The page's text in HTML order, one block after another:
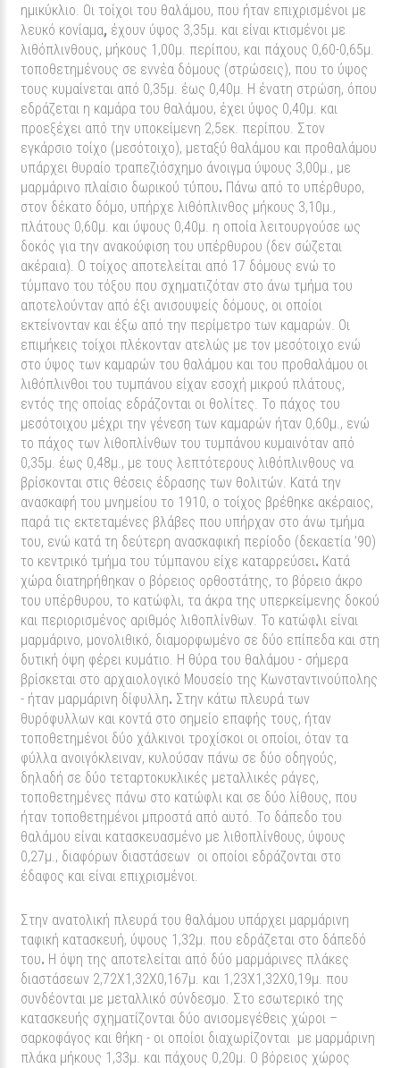
ημικύκλιο. Οι τοίχοι του θαλάμου, που ήταν επιχρισμένοι με
λευκό κονίαμα, έχουν ύψος 3,35μ. και είναι κτισμένοι με
λιθόπλινθους, μήκους 1,00μ. περίπου, και πάχους 0,60-0,65μ.
τοποθετημένους σε εννέα δόμους (στρώσεις), που το ύψος
τους κυμαίνεται από 0,35μ. έως 0,40μ. Η ένατη στρώση, όπου
εδράζεται η καμάρα του θαλάμου, έχει ύψος 0,40μ. και
προεξέχει από την υποκείμενη 2,5εκ. περίπου. Στον
εγκάρσιο τοίχο (μεσότοιχο), μεταξύ θαλάμου και προθαλάμου
υπάρχει θυραίο τραπεζιόσχημο άνοιγμα ύψους 3,00μ., με
μαρμάρινο πλαίσιο δωρικού τύπου. Πάνω από το υπέρθυρο,
στον δέκατο δόμο, υπήρχε λιθόπλινθος μήκους 3,10μ.,
πλάτους 0,60μ. και ύψους 0,40μ. η οποία λειτουργούσε ως
δοκός για την ανακούφιση του υπέρθυρου (δεν σώζεται
ακέραια). Ο τοίχος αποτελείται από 17 δόμους ενώ το
τύμπανο του τόξου που σχηματιζόταν στο άνω τμήμα του
αποτελούνταν από έξι ανισουψείς δόμους, οι οποίοι
εκτείνονταν και έξω από την περίμετρο των καμαρών. Οι
επιμήκεις τοίχοι πλέκονταν ατελώς με τον μεσότοιχο ενώ
στο ύψος των καμαρών του θαλάμου και του προθαλάμου οι
λιθόπλινθοι του τυμπάνου είχαν εσοχή μικρού πλάτους,
εντός της οποίας εδράζονται οι θολίτες. Το πάχος του
μεσότοιχου μέχρι την γένεση των καμαρών ήταν 0,60μ., ενώ
το πάχος των λιθοπλίνθων του τυμπάνου κυμαινόταν από
0,35μ. έως 0,48μ., με τους λεπτότερους λιθόπλινθους να
βρίσκονται στις θέσεις έδρασης των θολιτών. Κατά την
ανασκαφή του μνημείου το 1910, ο τοίχος βρέθηκε ακέραιος,
παρά τις εκτεταμένες βλάβες που υπήρχαν στο άνω τμήμα
του, ενώ κατά τη δεύτερη ανασκαφική περίοδο (δεκαετία ’90)
το κεντρικό τμήμα του τύμπανου είχε καταρρεύσει. Κατά
χώρα διατηρήθηκαν ο βόρειος ορθοστάτης, το βόρειο άκρο
του υπέρθυρου, το κατώφλι, τα άκρα της υπερκείμενης δοκού
και περιορισμένος αριθμός λιθοπλίνθων. Το κατώφλι είναι
μαρμάρινο, μονολιθικό, διαμορφωμένο σε δύο επίπεδα και στη
δυτική όψη φέρει κυμάτιο. Η θύρα του θαλάμου - σήμερα
βρίσκεται στο αρχαιολογικό Μουσείο της Κωνσταντινούπολης
- ήταν μαρμάρινη δίφυλλη. Στην κάτω πλευρά των
θυρόφυλλων και κοντά στο σημείο επαφής τους, ήταν
τοποθετημένοι δύο χάλκινοι τροχίσκοι οι οποίοι, όταν τα
φύλλα ανοιγόκλειναν, κυλούσαν πάνω σε δύο οδηγούς,
δηλαδή σε δύο τεταρτοκυκλικές μεταλλικές ράγες,
τοποθετημένες πάνω στο κατώφλι και σε δύο λίθους, που
ήταν τοποθετημένοι μπροστά από αυτό. Το δάπεδο του
θαλάμου είναι κατασκευασμένο με λιθοπλίνθους, ύψους
0,27μ., διαφόρων διαστάσεων οι οποίοι εδράζονται στο
έδαφος και είναι επιχρισμένοι.
Στην ανατολική πλευρά του θαλάμου υπάρχει μαρμάρινη
ταφική κατασκευή, ύψους 1,32μ. που εδράζεται στο δάπεδό
του. Η όψη της αποτελείται από δύο μαρμάρινες πλάκες
διαστάσεων 2,72Χ1,32Χ0,167μ. και 1,23Χ1,32Χ0,19μ. που
συνδέονται με μεταλλικό σύνδεσμο. Στο εσωτερικό της
κατασκευής σχηματίζονται δύο ανισομεγέθεις χώροι –
σαρκοφάγος και θήκη - οι οποίοι διαχωρίζονται με μαρμάρινη
πλάκα μήκους 1,33μ. και πάχους 0,20μ. Ο βόρειος χώρος